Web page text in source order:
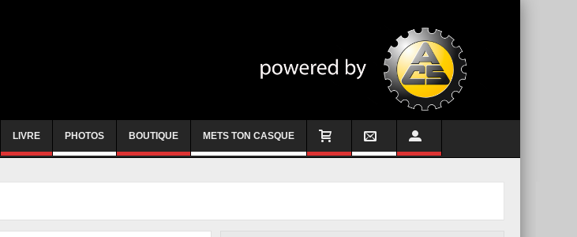
LIVRE PHOTOS BOUTIQUE METS TON CASQUE